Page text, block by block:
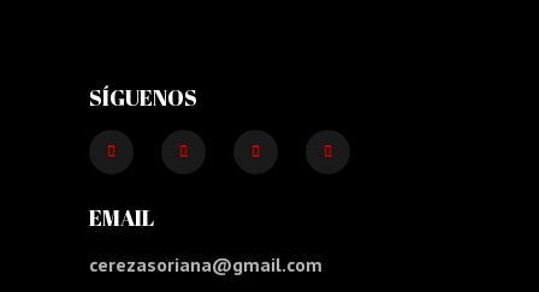
SÍGUENOS
EMAIL
cerezasoriana@gmail.com